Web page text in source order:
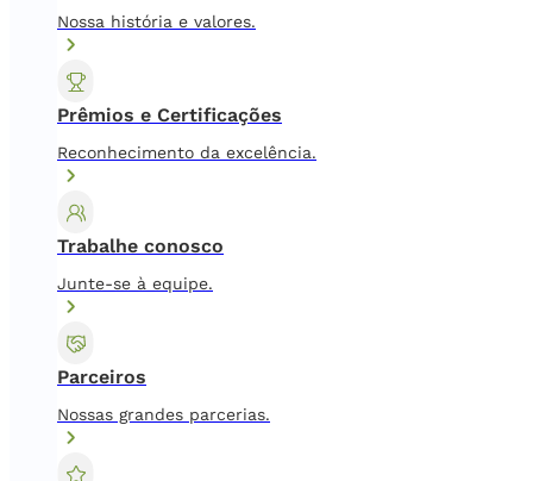
Nossa história e valores.
Prêmios e Certificações
Reconhecimento da excelência.
Trabalhe conosco
Junte-se à equipe.
Parceiros
Nossas grandes parcerias.